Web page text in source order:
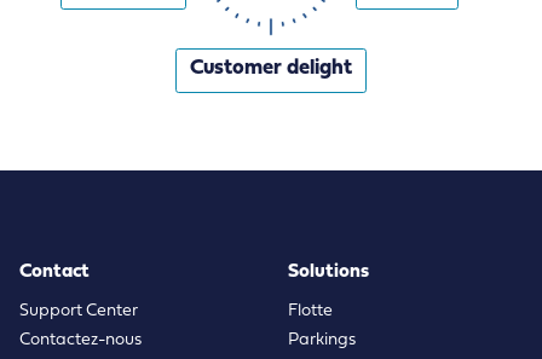
Customer delight
Contact
Support Center
Contactez-nous
Solutions
Flotte
Parkings